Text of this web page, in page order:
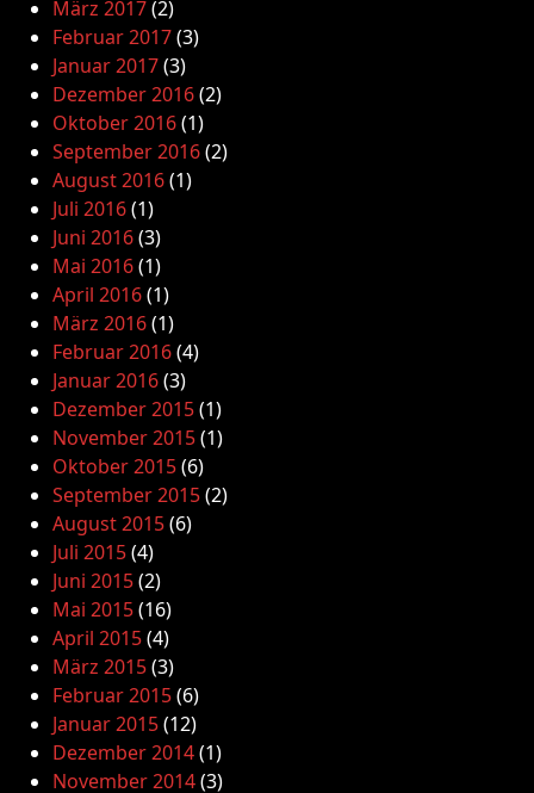
März 2017(2)
Februar 2017(3)
Januar 2017(3)
Dezember 2016(2)
Oktober 2016(1)
September 2016(2)
August 2016(1)
Juli 2016(1)
Juni 2016(3)
Mai 2016(1)
April 2016(1)
März 2016(1)
Februar 2016(4)
Januar 2016(3)
Dezember 2015(1)
November 2015(1)
Oktober 2015(6)
September 2015(2)
August 2015(6)
Juli 2015(4)
Juni 2015(2)
Mai 2015(16)
April 2015(4)
März 2015(3)
Februar 2015(6)
Januar 2015(12)
Dezember 2014(1)
November 2014(3)